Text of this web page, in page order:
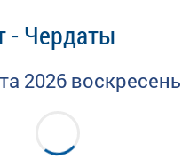
- Чердаты
2026